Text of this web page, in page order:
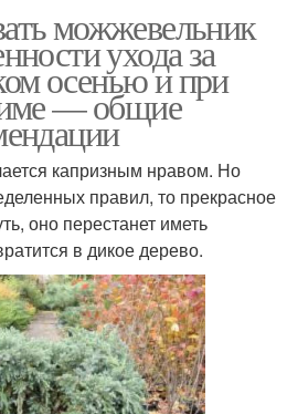
можжевельник
ухода за
осенью и при
— общие
капризным нравом. Но
правил, то прекрасное
оно перестанет иметь
в дикое дерево.